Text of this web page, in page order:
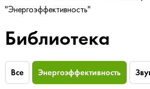
"Энергоэффективность"
Библиотека
Все Энергоэффективность